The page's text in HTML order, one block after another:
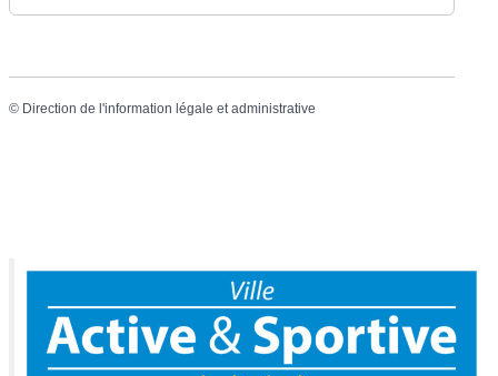
© Direction de l'information légale et administrative